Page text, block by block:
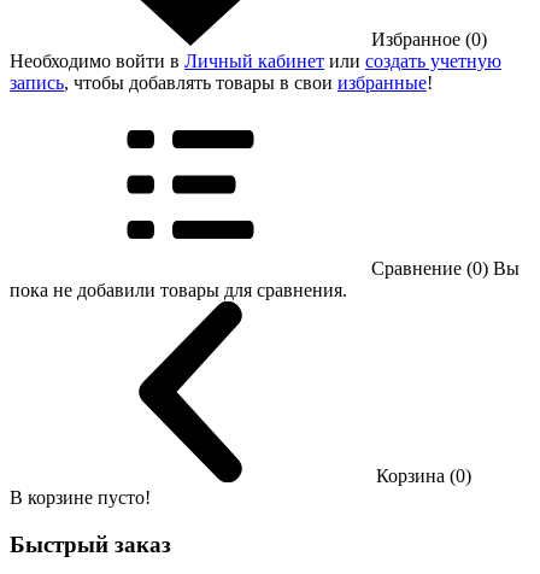
Избранное (0)
Необходимо войти в Личный кабинет или создать учетную
запись, чтобы добавлять товары в свои избранные!
Сравнение (0) Вы
пока не добавили товары для сравнения.
Корзина (0)
В корзине пусто!
Быстрый заказ